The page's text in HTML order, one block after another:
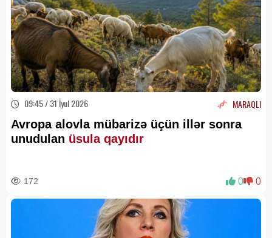
09:45 / 31 İyul 2026 MARAQLI
Avropa alovla mübarizə üçün illər sonra
unudulan üsula qayıdır
172 0 0